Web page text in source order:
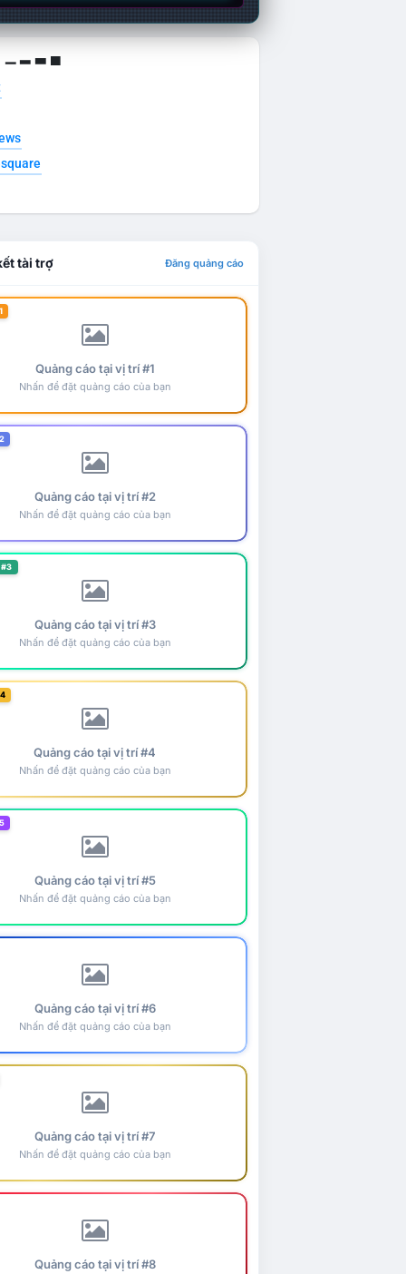
▁ ▂ ▃ ▄
tài trợ Đăng quảng cáo
Quảng cáo tại vị trí #1
Nhấn để đặt quảng cáo của bạn
Quảng cáo tại vị trí #2
Nhấn để đặt quảng cáo của bạn
Quảng cáo tại vị trí #3
Nhấn để đặt quảng cáo của bạn
Quảng cáo tại vị trí #4
Nhấn để đặt quảng cáo của bạn
Quảng cáo tại vị trí #5
Nhấn để đặt quảng cáo của bạn
Quảng cáo tại vị trí #6
Nhấn để đặt quảng cáo của bạn
Quảng cáo tại vị trí #7
Nhấn để đặt quảng cáo của bạn
Quảng cáo tại vị trí #8